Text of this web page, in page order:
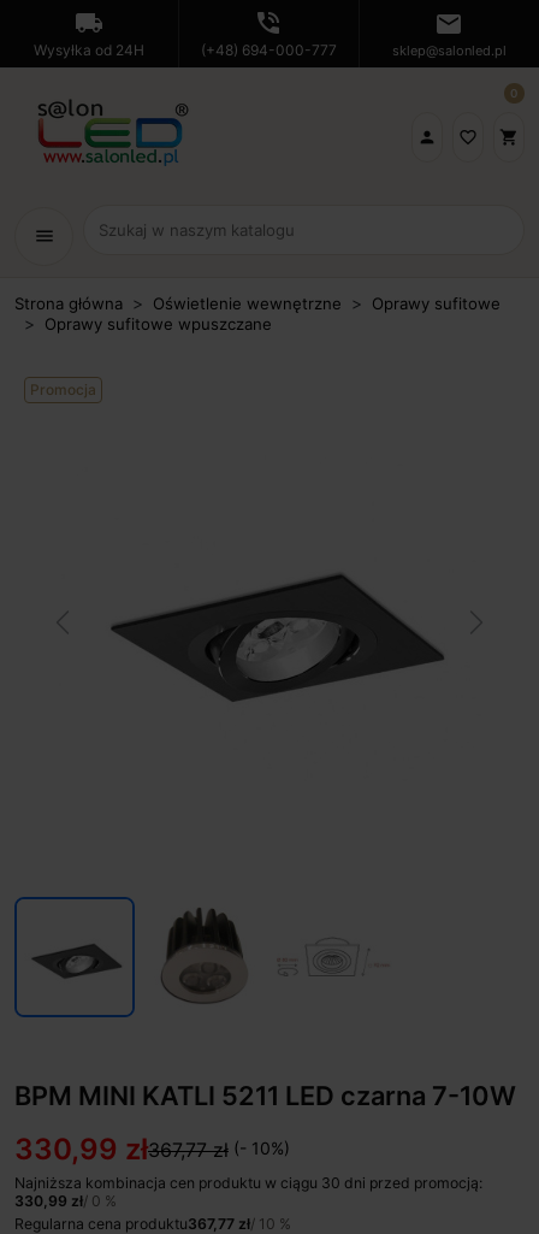
local_shipping
Wysyłka od 24H
phone_in_talk
(+48) 694-000-777
mail
sklep@salonled.pl
 favorite_border shopping_cart
0
menu
Strona główna Oświetlenie wewnętrzne
Oprawy sufitowe
Oprawy sufitowe wpuszczane
Promocja
Previous
BPM MINI KATLI 5211 LED czarna 7-10W
330,99 zł367,77 zł (- 10%)
Najniższa kombinacja cen produktu w ciągu 30 dni przed promocją:
330,99 zł/ 0 %
Regularna cena produktu367,77 zł/ 10 %